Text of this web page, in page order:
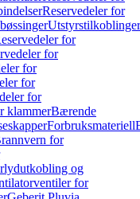
Reservedeler for
Utstyrstilkoblinger
for
for
for
for
for
klammerBærende
Forbruksmateriell
for
og
for